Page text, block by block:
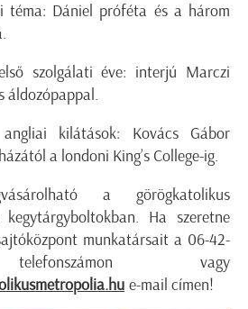
téma: Dániel próféta és a három
szolgálati éve: interjú Marczi
áldozópappal.
kilátások: Kovács Gábor
a londoni King’s College-ig.
a görögkatolikus
Ha szeretne
munkatársait a 06-42-
vagy
e-mail címen!